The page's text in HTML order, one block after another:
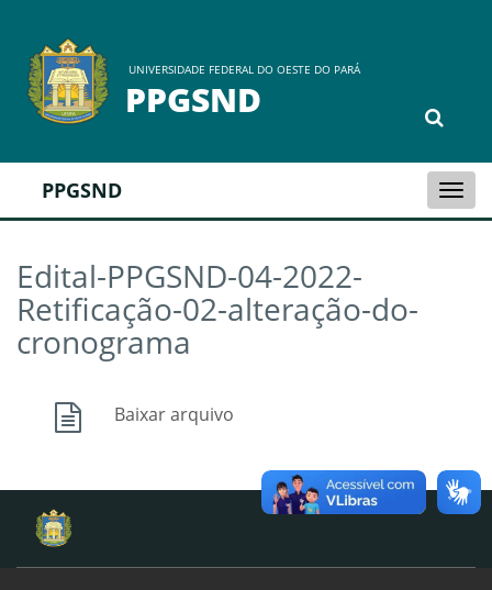
UNIVERSIDADE FEDERAL DO OESTE DO PARÁ
PPGSND
PPGSND
Edital-PPGSND-04-2022-
Retificação-02-alteração-do-
cronograma
Baixar arquivo